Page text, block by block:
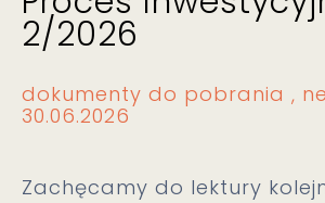
2/2026
dokumenty do pobrania
30.06.2026
Zachęcamy do lektury